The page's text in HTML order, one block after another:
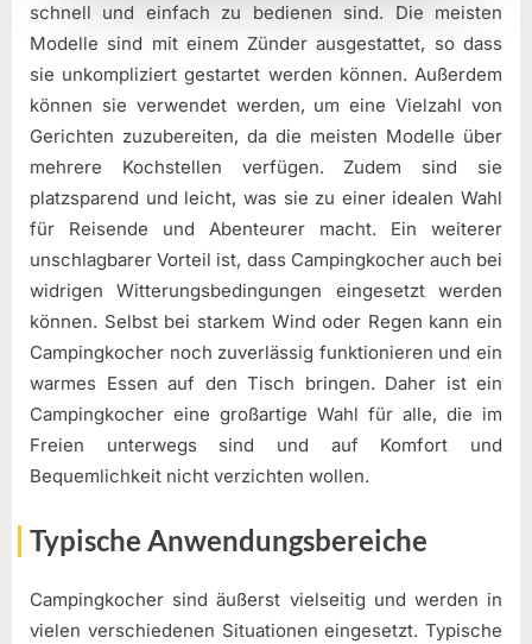
schnell und einfach zu bedienen sind. Die meisten
Modelle sind mit einem Zünder ausgestattet, so dass
sie unkompliziert gestartet werden können. Außerdem
können sie verwendet werden, um eine Vielzahl von
Gerichten zuzubereiten, da die meisten Modelle über
mehrere Kochstellen verfügen. Zudem sind sie
platzsparend und leicht, was sie zu einer idealen Wahl
für Reisende und Abenteurer macht. Ein weiterer
unschlagbarer Vorteil ist, dass Campingkocher auch bei
widrigen Witterungsbedingungen eingesetzt werden
können. Selbst bei starkem Wind oder Regen kann ein
Campingkocher noch zuverlässig funktionieren und ein
warmes Essen auf den Tisch bringen. Daher ist ein
Campingkocher eine großartige Wahl für alle, die im
Freien unterwegs sind und auf Komfort und
Bequemlichkeit nicht verzichten wollen.
Typische Anwendungsbereiche
Campingkocher sind äußerst vielseitig und werden in
vielen verschiedenen Situationen eingesetzt. Typische